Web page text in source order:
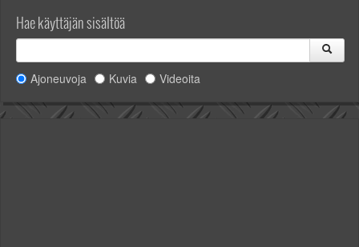
Hae käyttäjän sisältöä
Ajoneuvoja Kuvia Videoita